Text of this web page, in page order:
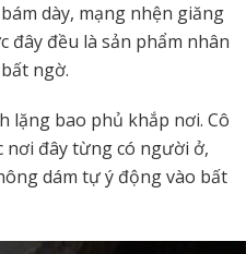
dày, mạng nhện giăng
đều là sản phẩm nhân
ngờ.
lặng bao phủ khắp nơi. Cô
nơi đây từng có người ở,
dám tự ý động vào bất